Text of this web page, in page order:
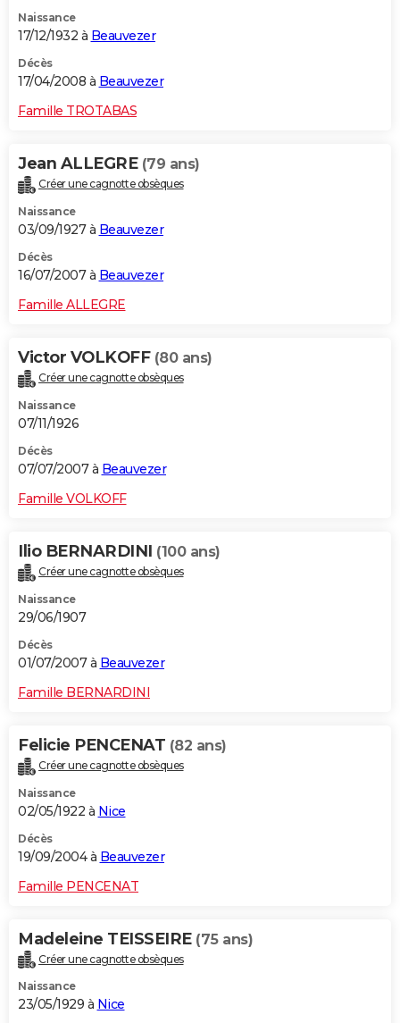
Naissance
17/12/1932 à Beauvezer
Décès
17/04/2008 à Beauvezer
Famille TROTABAS
Jean ALLEGRE (79 ans)
Créer une cagnotte obsèques
Naissance
03/09/1927 à Beauvezer
Décès
16/07/2007 à Beauvezer
Famille ALLEGRE
Victor VOLKOFF (80 ans)
Créer une cagnotte obsèques
Naissance
07/11/1926
Décès
07/07/2007 à Beauvezer
Famille VOLKOFF
Ilio BERNARDINI (100 ans)
Créer une cagnotte obsèques
Naissance
29/06/1907
Décès
01/07/2007 à Beauvezer
Famille BERNARDINI
Felicie PENCENAT (82 ans)
Créer une cagnotte obsèques
Naissance
02/05/1922 à Nice
Décès
19/09/2004 à Beauvezer
Famille PENCENAT
Madeleine TEISSEIRE (75 ans)
Créer une cagnotte obsèques
Naissance
23/05/1929 à Nice